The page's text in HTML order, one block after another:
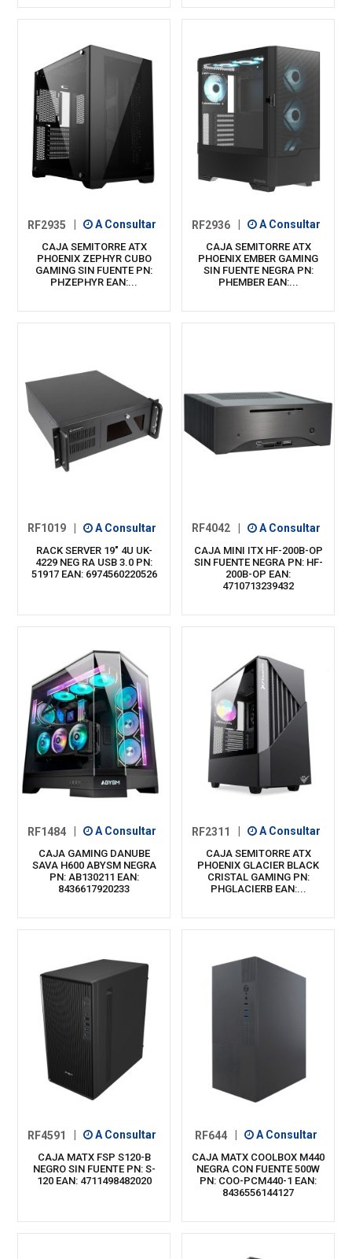
RF2935 A Consultar
CAJA SEMITORRE ATX
PHOENIX ZEPHYR CUBO
GAMING SIN FUENTE PN:
PHZEPHYR EAN:...
RF2936 A Consultar
CAJA SEMITORRE ATX
PHOENIX EMBER GAMING
SIN FUENTE NEGRA PN:
PHEMBER EAN:...
RF1019 A Consultar
RACK SERVER 19" 4U UK-
4229 NEG RA USB 3.0 PN:
51917 EAN: 6974560220526
RF4042 A Consultar
CAJA MINI ITX HF-200B-OP
SIN FUENTE NEGRA PN: HF-
200B-OP EAN:
4710713239432
RF1484 A Consultar
CAJA GAMING DANUBE
SAVA H600 ABYSM NEGRA
PN: AB130211 EAN:
8436617920233
RF2311 A Consultar
CAJA SEMITORRE ATX
PHOENIX GLACIER BLACK
CRISTAL GAMING PN:
PHGLACIERB EAN:...
RF4591 A Consultar
CAJA MATX FSP S120-B
NEGRO SIN FUENTE PN: S-
120 EAN: 4711498482020
RF644 A Consultar
CAJA MATX COOLBOX M440
NEGRA CON FUENTE 500W
PN: COO-PCM440-1 EAN:
8436556144127